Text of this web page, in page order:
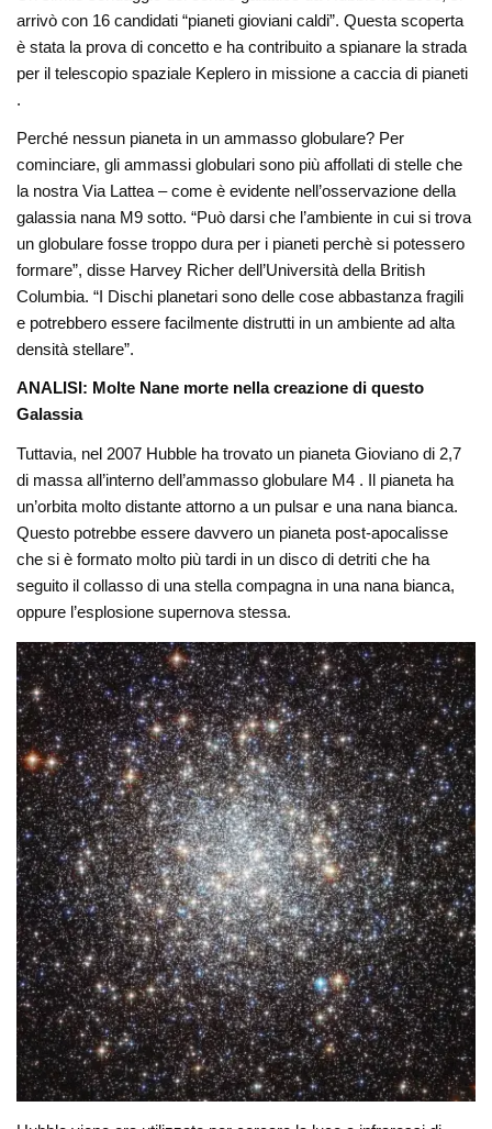
arrivò con 16 candidati “pianeti gioviani caldi”. Questa scoperta
è stata la prova di concetto e ha contribuito a spianare la strada
per il telescopio spaziale Keplero in missione a caccia di pianeti
.
Perché nessun pianeta in un ammasso globulare? Per
cominciare, gli ammassi globulari sono più affollati di stelle che
la nostra Via Lattea – come è evidente nell’osservazione della
galassia nana M9 sotto. “Può darsi che l’ambiente in cui si trova
un globulare fosse troppo dura per i pianeti perchè si potessero
formare”, disse Harvey Richer dell’Università della British
Columbia. “I Dischi planetari sono delle cose abbastanza fragili
e potrebbero essere facilmente distrutti in un ambiente ad alta
densità stellare”.
ANALISI: Molte Nane morte nella creazione di questo
Galassia
Tuttavia, nel 2007 Hubble ha trovato un pianeta Gioviano di 2,7
di massa all’interno dell’ammasso globulare M4 . Il pianeta ha
un’orbita molto distante attorno a un pulsar e una nana bianca.
Questo potrebbe essere davvero un pianeta post-apocalisse
che si è formato molto più tardi in un disco di detriti che ha
seguito il collasso di una stella compagna in una nana bianca,
oppure l’esplosione supernova stessa.